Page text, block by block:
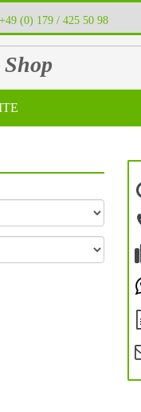
+49 (0) 179 / 425 50 98